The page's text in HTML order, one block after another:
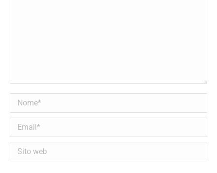
Nome *
Email *
Sito web